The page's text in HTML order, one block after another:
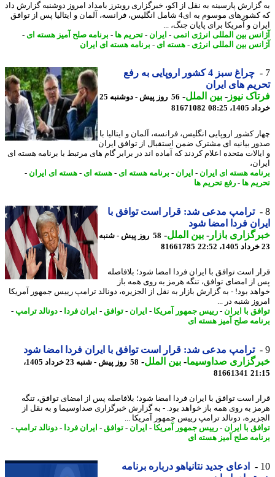
پارسینه به نقل از اکو، خبرگزاری رویترز بامداد امروز دوشنبه گزارش داد
که کشورهای موسوم به ای4 شامل انگلیس، فرانسه، آلمان و ایتالیا پس از توافق
و آمریکا برای پایان جنگ، ...
بین المللی انرژی اتمی -ایران - تحریم ها- برنامه صلح آمیز هسته ای-
بین المللی انرژی-هسته ای- برنامه هسته ای ایران
چراغ سبز 4 کشور اروپایی به رفع
های ایران
نیوز-بین الملل-
56 روز پیش - دوشنبه 25
08:25
81671082
کشور اروپایی انگلیس، فرانسه، آلمان و ایتالیا با
بیانیه ای مشترک ضمن استقبال از توافق ایران
متحده اعلام کردند که آماده اند در برابر گام های مرتبط با برنامه هسته ای
هسته ای ایران - ایران - برنامه هسته ای- هسته ای- هسته ای ایران -
ها- رفع تحریم ها
ترامپ مدعی شد: قرار است توافق با
فردا امضا شود
بازار- بین الملل-
58 روز پیش - شنبه
81661785
است توافق با ایران فردا امضا شود؛ بلافاصله
امضای توافق، تنگه هرمز به روی همه باز
بود! - به گزارش بازار به نقل از الجزیره، دونالد ترامپ رییس جمهور آمریکا
شنبه در ...
با ایران - رییس جمهور آمریکا- ایران - توافق-ایران فردا - دونالد ترامپ -
صلح آمیز هسته ای
ترامپ مدعی شد: قرار است توافق با ایران فردا امضا شود
صداوسیما-بین الملل-
58 روز پیش - شنبه 23 خرداد 1405،
81661341
است توافق با ایران فردا امضا شود؛ بلافاصله پس از امضای توافق، تنگه
به روی همه باز خواهد بود. - به گزارش خبرگزاری صداوسیما و به نقل از
دونالد ترامپ رییس جمهور آمریکا ...
با ایران - رییس جمهور آمریکا- ایران - توافق-ایران فردا - دونالد ترامپ -
صلح آمیز هسته ای
ادعای جدید نتانیاهو درباره برنامه